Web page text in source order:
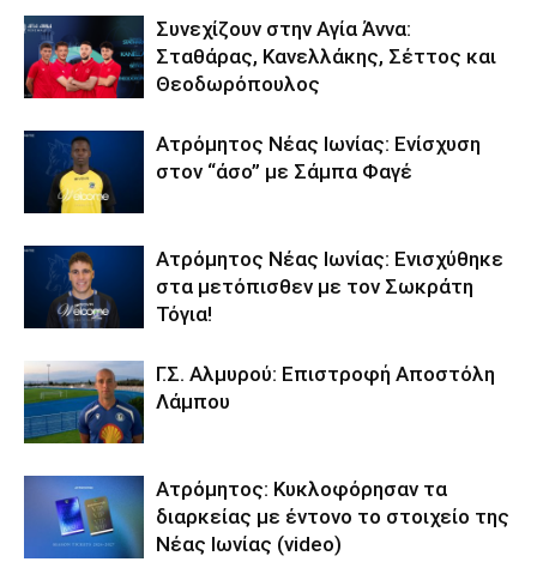
Συνεχίζουν στην Αγία Άννα:
Σταθάρας, Κανελλάκης, Σέττος και
Θεοδωρόπουλος
Ατρόμητος Νέας Ιωνίας: Ενίσχυση
στον “άσο” με Σάμπα Φαγέ
Ατρόμητος Νέας Ιωνίας: Ενισχύθηκε
στα μετόπισθεν με τον Σωκράτη
Τόγια!
Γ.Σ. Αλμυρού: Επιστροφή Αποστόλη
Λάμπου
Ατρόμητος: Κυκλοφόρησαν τα
διαρκείας με έντονο το στοιχείο της
Νέας Ιωνίας (video)